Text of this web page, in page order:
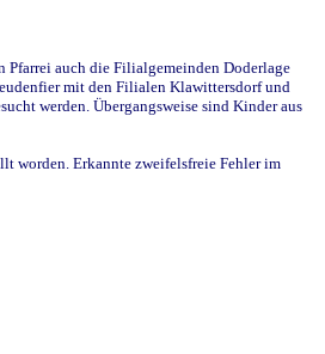
Pfarrei auch die Filialgemeinden Doderlage
mit den Filialen Klawittersdorf und
werden. Übergangsweise sind Kinder aus
worden. Erkannte zweifelsfreie Fehler im